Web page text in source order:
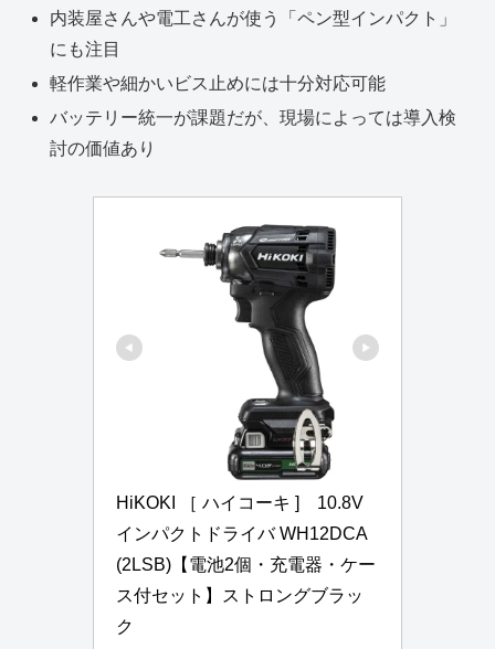
内装屋さんや電工さんが使う「ペン型インパクト」
にも注目
軽作業や細かいビス止めには十分対応可能
バッテリー統一が課題だが、現場によっては導入検
討の価値あり
HiKOKI ［ ハイコーキ ]　10.8V
インパクトドライバ WH12DCA
(2LSB)【電池2個・充電器・ケー
ス付セット】ストロングブラッ
ク